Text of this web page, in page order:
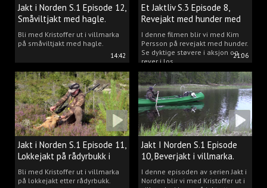
14:42
Jakt i Norden S.1 Episode 12,
Småviltjakt med hagle.
Bli med Kristoffer ut i villmarka
på småviltjakt med hagle.
21:06
Et Jaktliv S.3 Episode 8,
Revejakt med hunder med
Kim Persson.
I denne filmen blir vi med Kim
Persson på revejakt med hunder.
Se dyktige støvere i aksjon og
rever i los.
Jakt i Norden S.1 Episode 11,
Lokkejakt på rådyrbukk i
villmarka.
Bli med Kristoffer ut i villmarka
på lokkejakt etter rådyrbukk.
Jakt I Norden S.1 Episode
10, Beverjakt i villmarka.
I denne episoden av serien Jakt i
Norden blir vi med Kristoffer ut i